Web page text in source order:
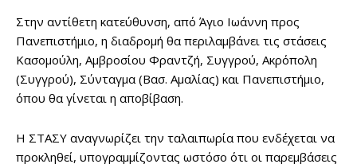
Στην αντίθετη κατεύθυνση, από Άγιο Ιωάννη προς
Πανεπιστήμιο, η διαδρομή θα περιλαμβάνει τις στάσεις
Κασομούλη, Αμβροσίου Φραντζή, Συγγρού, Ακρόπολη
(Συγγρού), Σύνταγμα (Βασ. Αμαλίας) και Πανεπιστήμιο,
όπου θα γίνεται η αποβίβαση.
Η ΣΤΑΣΥ αναγνωρίζει την ταλαιπωρία που ενδέχεται να
προκληθεί, υπογραμμίζοντας ωστόσο ότι οι παρεμβάσεις